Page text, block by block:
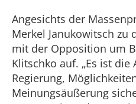
Angesichts der
Merkel Janukowitsch zu
mit der Opposition um
Klitschko auf. „Es ist die
Regierung,
Meinungsäußerung